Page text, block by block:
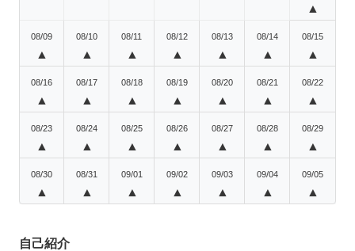
▲
08/09
▲
08/10
▲
08/11
▲
08/12
▲
08/13
▲
08/14
▲
08/15
▲
08/16
▲
08/17
▲
08/18
▲
08/19
▲
08/20
▲
08/21
▲
08/22
▲
08/23
▲
08/24
▲
08/25
▲
08/26
▲
08/27
▲
08/28
▲
08/29
▲
08/30
▲
08/31
▲
09/01
▲
09/02
▲
09/03
▲
09/04
▲
09/05
▲
自己紹介